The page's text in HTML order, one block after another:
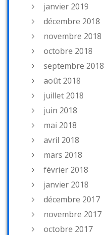
janvier 2019
décembre 2018
novembre 2018
octobre 2018
septembre 2018
août 2018
juillet 2018
juin 2018
mai 2018
avril 2018
mars 2018
février 2018
janvier 2018
décembre 2017
novembre 2017
octobre 2017